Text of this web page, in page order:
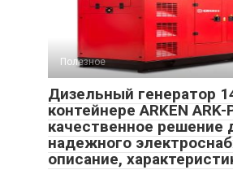
Полезное
Дизельный генератор
контейнере ARKEN
качественное решение
надежного
описание,